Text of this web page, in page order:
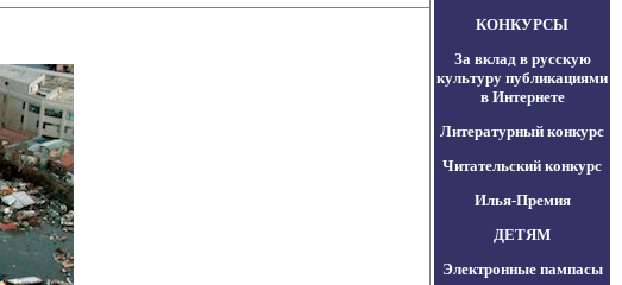
КОНКУРСЫ
За вклад в русскую
культуру публикациями
в Интернете
Литературный конкурс
Читательский конкурс
Илья-Премия
ДЕТЯМ
Электронные пампасы